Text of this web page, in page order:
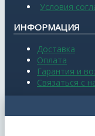
Условия
ИНФОРМАЦИЯ
Доставка
Оплата
Гарантия и
Связаться с